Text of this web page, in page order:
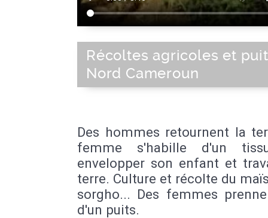
Récoltes agricoles et
Nord Cameroun
Des hommes retournent la
femme s'habille d'un
envelopper son enfant et
terre. Culture et récolte du
sorgho... Des femmes
d'un puits.